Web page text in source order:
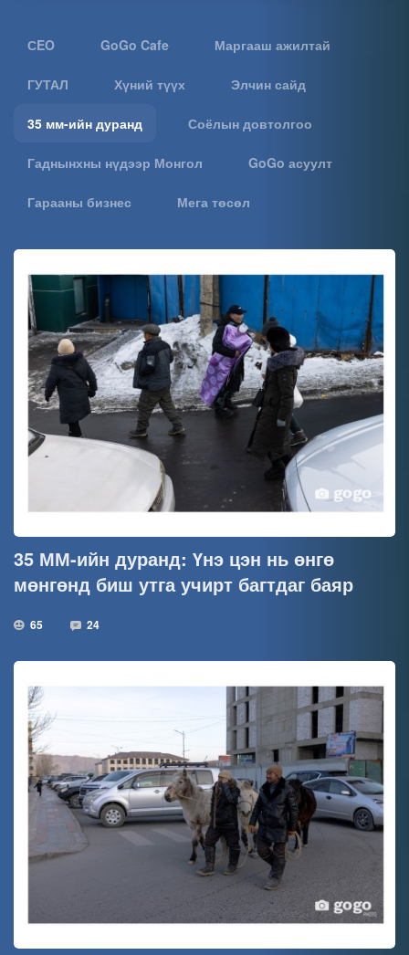
СEO GoGo Cafe Маргааш ажилтай
ГУТАЛ Хүний түүх Элчин сайд
35 мм-ийн дуранд Соёлын довтолгоо
Гаднынхны нүдээр Монгол GoGo асуулт
Гарааны бизнес Мега төсөл
35 ММ-ийн дуранд: Үнэ цэн нь өнгө
мөнгөнд биш утга учирт багтдаг баяр
65 24